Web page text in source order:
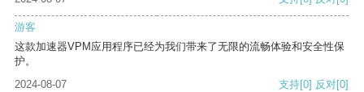
游客
这款加速器VPM应用程序已经为我们带来了无限的流畅体验和安全性保
护。
2024-08-07
支持[0] 反对[0]